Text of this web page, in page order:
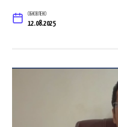
ОБНОВЛЕНО
12.08.2025